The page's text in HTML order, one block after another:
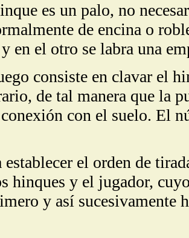
es un palo, no
de encina o
en el otro se labra una
consiste en clavar el
de tal manera que la
con el suelo. El
el orden de
hinques y el jugador,
y así sucesivamente